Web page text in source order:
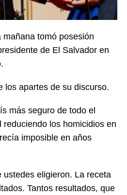
tomó posesión
de El Salvador en
los apartes de su discurso.
más seguro de todo el
reduciendo los homicidios en
imposible en años
ustedes eligieron. La receta
Tantos resultados, que